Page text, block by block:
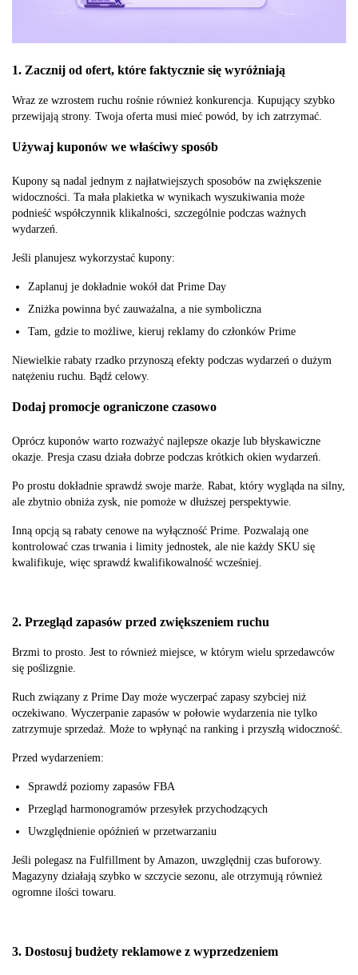
1. Zacznij od ofert, które faktycznie się wyróżniają
Wraz ze wzrostem ruchu rośnie również konkurencja. Kupujący szybko
przewijają strony. Twoja oferta musi mieć powód, by ich zatrzymać.
Używaj kuponów we właściwy sposób
Kupony są nadal jednym z najłatwiejszych sposobów na zwiększenie
widoczności. Ta mała plakietka w wynikach wyszukiwania może
podnieść współczynnik klikalności, szczególnie podczas ważnych
wydarzeń.
Jeśli planujesz wykorzystać kupony:
Zaplanuj je dokładnie wokół dat Prime Day
Zniżka powinna być zauważalna, a nie symboliczna
Tam, gdzie to możliwe, kieruj reklamy do członków Prime
Niewielkie rabaty rzadko przynoszą efekty podczas wydarzeń o dużym
natężeniu ruchu. Bądź celowy.
Dodaj promocje ograniczone czasowo
Oprócz kuponów warto rozważyć najlepsze okazje lub błyskawiczne
okazje. Presja czasu działa dobrze podczas krótkich okien wydarzeń.
Po prostu dokładnie sprawdź swoje marże. Rabat, który wygląda na silny,
ale zbytnio obniża zysk, nie pomoże w dłuższej perspektywie.
Inną opcją są rabaty cenowe na wyłączność Prime. Pozwalają one
kontrolować czas trwania i limity jednostek, ale nie każdy SKU się
kwalifikuje, więc sprawdź kwalifikowalność wcześniej.
2. Przegląd zapasów przed zwiększeniem ruchu
Brzmi to prosto. Jest to również miejsce, w którym wielu sprzedawców
się poślizgnie.
Ruch związany z Prime Day może wyczerpać zapasy szybciej niż
oczekiwano. Wyczerpanie zapasów w połowie wydarzenia nie tylko
zatrzymuje sprzedaż. Może to wpłynąć na ranking i przyszłą widoczność.
Przed wydarzeniem:
Sprawdź poziomy zapasów FBA
Przegląd harmonogramów przesyłek przychodzących
Uwzględnienie opóźnień w przetwarzaniu
Jeśli polegasz na Fulfillment by Amazon, uwzględnij czas buforowy.
Magazyny działają szybko w szczycie sezonu, ale otrzymują również
ogromne ilości towaru.
3. Dostosuj budżety reklamowe z wyprzedzeniem